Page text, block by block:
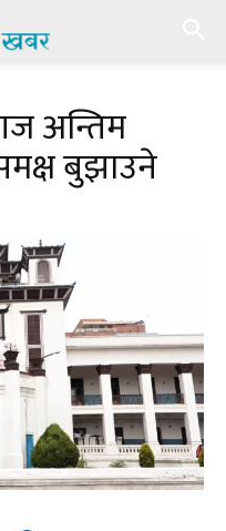
अन्तिम
बुझाउने